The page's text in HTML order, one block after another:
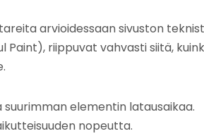
arvioidessaan sivuston
Paint), riippuvat vahvasti siitä,
elementin latausaikaa.
nopeutta.